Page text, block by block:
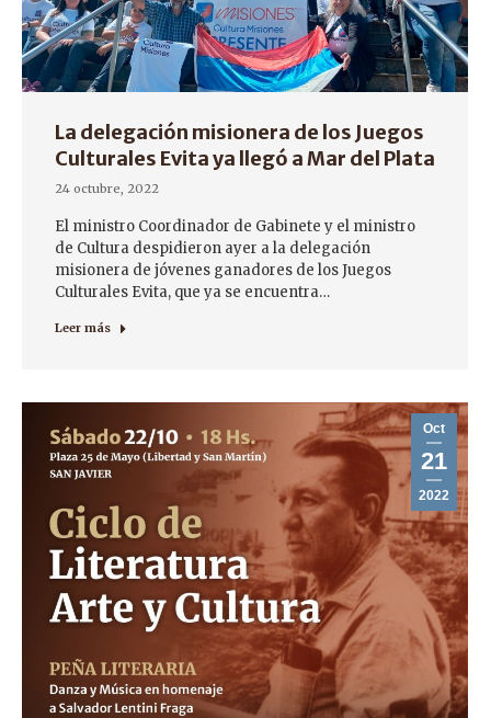
La delegación misionera de los Juegos
Culturales Evita ya llegó a Mar del Plata
24 octubre, 2022
El ministro Coordinador de Gabinete y el ministro
de Cultura despidieron ayer a la delegación
misionera de jóvenes ganadores de los Juegos
Culturales Evita, que ya se encuentra…
Leer más
Oct
21
2022